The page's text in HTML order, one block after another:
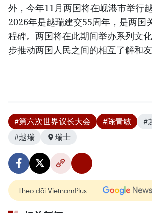
外，今年11月两国将在岘港市举行
2026年是越瑞建交55周年，是两国
程碑。两国将在此期间举办系列文
步推动两国人民之间的相互了解和
#第六次世界议长大会 #陈青敏
#
#越瑞
瑞士
Theo dõi VietnamPlus